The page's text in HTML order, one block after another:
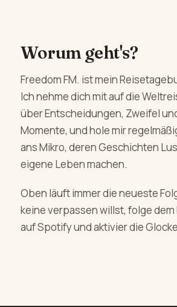
Worum geht's?
Freedom FM. ist mein
Ich nehme dich mit auf die
über Entscheidungen, Zweifel
Momente, und hole mir
ans Mikro, deren Geschichten
eigene Leben machen.
Oben läuft immer die neueste
keine verpassen willst, folge
auf Spotify und aktivier die